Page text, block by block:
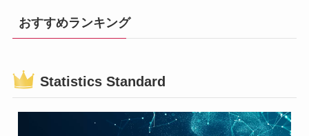
おすすめランキング
Statistics Standard